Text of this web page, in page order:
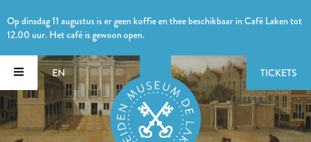
Op dinsdag 11 augustus is er geen koffie en thee beschikbaar in Café Laken tot
12.00 uur. Het café is gewoon open.
EN TICKETS